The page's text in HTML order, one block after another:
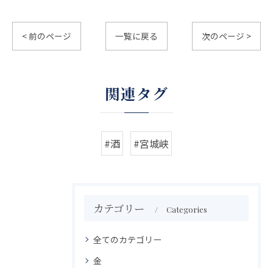
< 前のページ 一覧に戻る 次のページ >
関連タグ
#酒 #宮城峡
カテゴリー Categories
全てのカテゴリー
金